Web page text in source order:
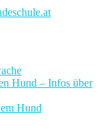
Hund – Infos über
Hund